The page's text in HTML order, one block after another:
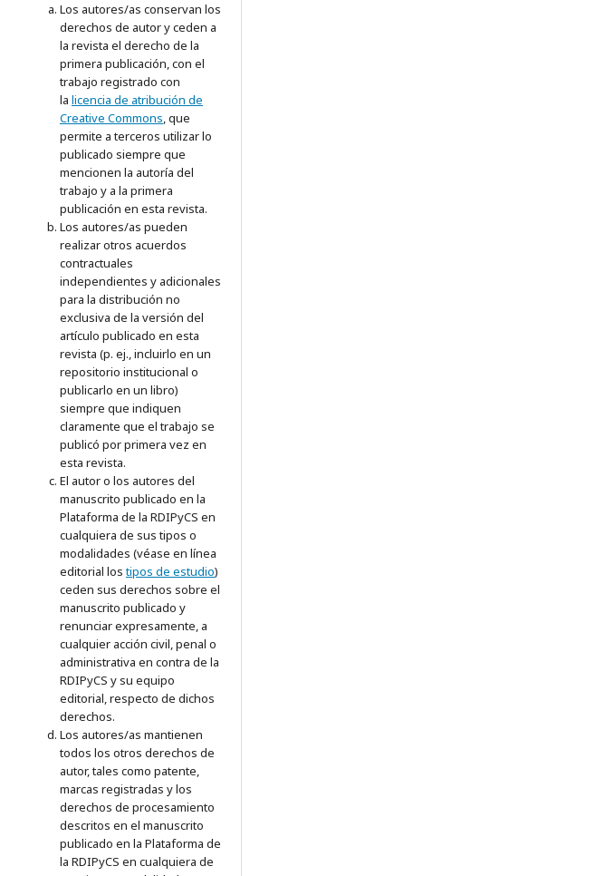
Los autores/as conservan los
derechos de autor y ceden a
la revista el derecho de la
primera publicación, con el
trabajo registrado con
la licencia de atribución de
Creative Commons, que
permite a terceros utilizar lo
publicado siempre que
mencionen la autoría del
trabajo y a la primera
publicación en esta revista.
Los autores/as pueden
realizar otros acuerdos
contractuales
independientes y adicionales
para la distribución no
exclusiva de la versión del
artículo publicado en esta
revista (p. ej., incluirlo en un
repositorio institucional o
publicarlo en un libro)
siempre que indiquen
claramente que el trabajo se
publicó por primera vez en
esta revista.
El autor o los autores del
manuscrito publicado en la
Plataforma de la RDIPyCS en
cualquiera de sus tipos o
modalidades (véase en línea
editorial lostipos de estudio)
ceden sus derechos sobre el
manuscrito publicado y
renunciar expresamente, a
cualquier acción civil, penal o
administrativa en contra de la
RDIPyCS y su equipo
editorial, respecto de dichos
derechos.
Los autores/as mantienen
todos los otros derechos de
autor, tales como patente,
marcas registradas y los
derechos de procesamiento
descritos en el manuscrito
publicado en la Plataforma de
la RDIPyCS en cualquiera de